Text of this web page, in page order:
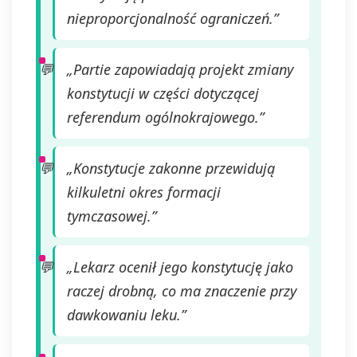
którego dokonano na podstawie
zgody przed jej wycofaniem.
poprzez kontakt z Administratorem
na adres e-mail:
admin@dyktanda.pl lub
naciśniecie przycisku "wypisz się"
znajdującego się w
nieproporcjonalność ograniczeń.”
„Partie zapowiadają projekt zmiany
konstytucji w części dotyczącej
referendum ogólnokrajowego.”
„Konstytucje zakonne przewidują
kilkuletni okres formacji
tymczasowej.”
„Lekarz ocenił jego konstytucję jako
raczej drobną, co ma znaczenie przy
dawkowaniu leku.”